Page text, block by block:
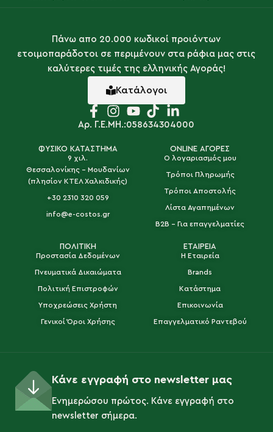
Πάνω απο 20.000 κωδικοί προιόντων
ετοιμοπαράδοτοι σε περιμένουν στα ράφια μας στις
καλύτερες τιμές της ελληνικής Αγοράς!
Κατάλογοι
Αρ. Γ.Ε.ΜΗ.:058634304000
ΦΥΣΙΚΟ ΚΑΤΑΣΤΗΜΑ
9 χιλ.
Θεσσαλονίκης - Μουδανίων
(πλησίον ΚΤΕΛ Χαλκιδικής)
+30 2310 320 059
info@e-costos.gr
ONLINE ΑΓΟΡΕΣ
Ο λογαριασμός μου
Τρόποι Πληρωμής
Τρόποι Αποστολής
Λίστα Αγαπημένων
B2B - Για επαγγελματίες
ΠΟΛΙΤΙΚΗ
Προστασία Δεδομένων
Πνευματικά Δικαιώματα
Πολιτική Επιστροφών
Υποχρεώσεις Χρήστη
Γενικοί Όροι Χρήσης
ΕΤΑΙΡΕΙΑ
Η Εταιρεία
Brands
Κατάστημα
Επικοινωνία
Επαγγελματικό Ραντεβού
Κάνε εγγραφή στο newsletter μας
Ενημερώσου πρώτος. Κάνε εγγραφή στο
newsletter σήμερα.